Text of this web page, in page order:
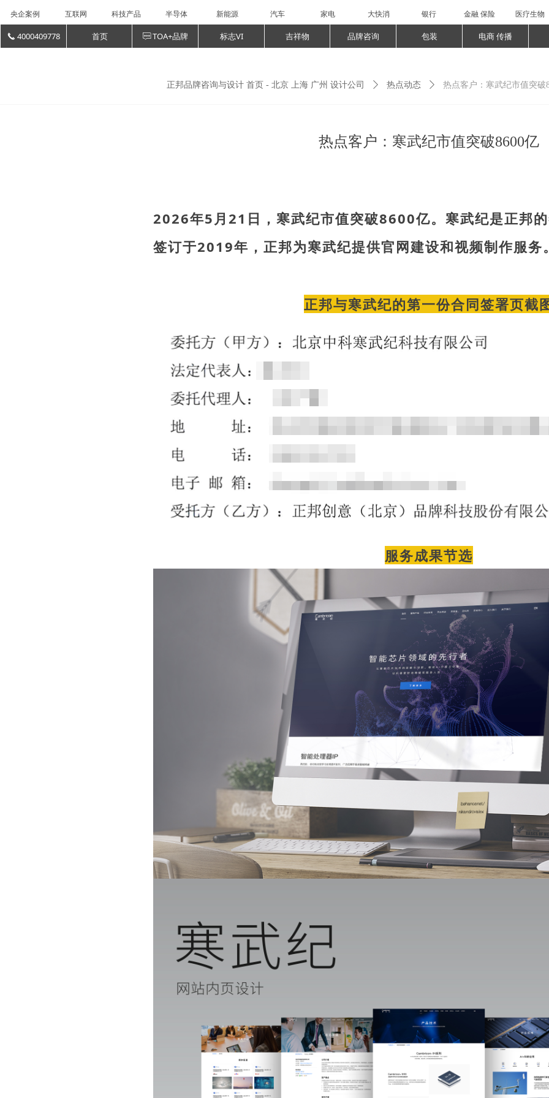
끅 4000409778 首页 ꁳ TOA+品牌 标志VI 吉祥物 品牌咨询 包装 电商 传播
央企案例 互联网 科技产品 半导体 新能源 汽车 家电 大快消 银行 金融 保险 医疗生物
热点客户：寒武纪市值突破8600亿
2026年5月21日，寒武纪市值突破8600亿。寒武纪是正邦
签订于2019年，正邦为寒武纪提供官网建设和视频制作服务
正邦与寒武纪的第一份合同签署页截
服务成果节选
正邦品牌咨询与设计 首页 - 北京 上海 广州 设计公司 ꄲ 热点动态 ꄲ 热点客户：寒武纪市值突破